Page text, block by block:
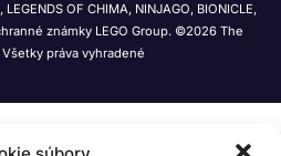
OF CHIMA, NINJAGO, BIONICLE,
známky LEGO Group. ©2026 The
Všetky práva vyhradené